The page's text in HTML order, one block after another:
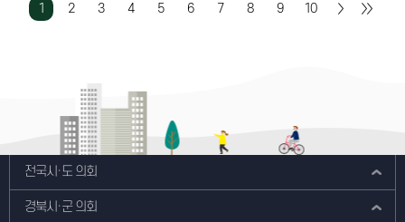
1 2 3 4 5 6 7 8 9 10
전국시·도 의회
경북시·군 의회